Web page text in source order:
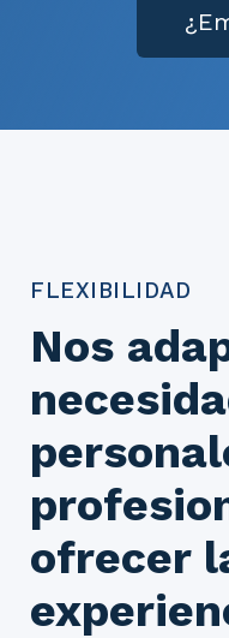
FLEXIBILIDAD
Nos
ofrecer